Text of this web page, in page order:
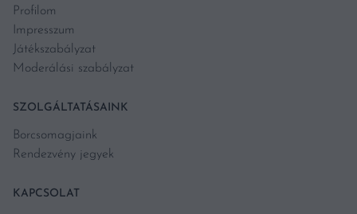
Profilom
Impresszum
Játékszabályzat
Moderálási szabályzat
SZOLGÁLTATÁSAINK
Borcsomagjaink
Rendezvény jegyek
KAPCSOLAT